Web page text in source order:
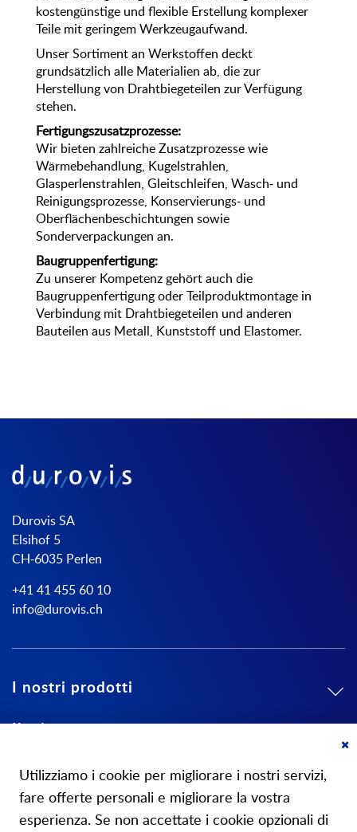
kostengünstige und flexible Erstellung komplexer
Teile mit geringem Werkzeugaufwand.
Unser Sortiment an Werkstoffen deckt
grundsätzlich alle Materialien ab, die zur
Herstellung von Drahtbiegeteilen zur Verfügung
stehen.
Fertigungszusatzprozesse:
Wir bieten zahlreiche Zusatzprozesse wie
Wärmebehandlung, Kugelstrahlen,
Glasperlenstrahlen, Gleitschleifen, Wasch- und
Reinigungsprozesse, Konservierungs- und
Oberflächenbeschichtungen sowie
Sonderverpackungen an.
Baugruppenfertigung:
Zu unserer Kompetenz gehört auch die
Baugruppenfertigung oder Teilproduktmontage in
Verbindung mit Drahtbiegeteilen und anderen
Bauteilen aus Metall, Kunststoff und Elastomer.
Durovis SA
Elsihof 5
CH-6035 Perlen
+41 41 455 60 10
info@durovis.ch
I nostri prodotti
Su di noi
Utilizziamo i cookie per migliorare i nostri servizi,
fare offerte personali e migliorare la vostra
esperienza. Se non accettate i cookie opzionali di